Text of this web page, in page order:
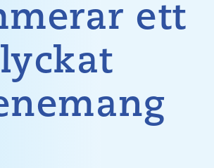
ett
lyckat